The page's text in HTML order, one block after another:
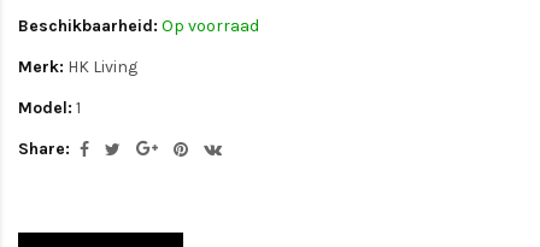
Beschikbaarheid: Op voorraad
Merk: HK Living
Model: 1
Share: